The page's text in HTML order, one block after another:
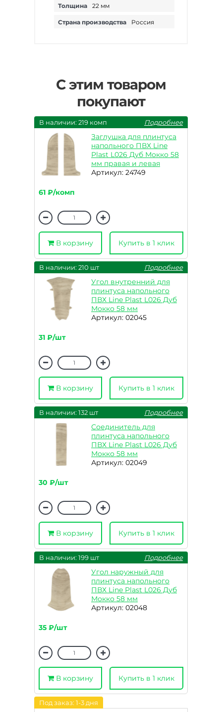
Толщина 22 мм
Страна производства Россия
С этим товаром
покупают
В наличии: 219 комп Подробнее
Заглушка для плинтуса
напольного ПВХ Line
Plast L026 Дуб Мокко 58
мм правая и левая
Артикул: 24749
61 ₽/комп
В корзину Купить в 1 клик
В наличии: 210 шт Подробнее
Угол внутренний для
плинтуса напольного
ПВХ Line Plast L026 Дуб
Мокко 58 мм
Артикул: 02045
31 ₽/шт
В корзину Купить в 1 клик
В наличии: 132 шт Подробнее
Соединитель для
плинтуса напольного
ПВХ Line Plast L026 Дуб
Мокко 58 мм
Артикул: 02049
30 ₽/шт
В корзину Купить в 1 клик
В наличии: 199 шт Подробнее
Угол наружный для
плинтуса напольного
ПВХ Line Plast L026 Дуб
Мокко 58 мм
Артикул: 02048
35 ₽/шт
В корзину Купить в 1 клик
Под заказ: 1-3 дня